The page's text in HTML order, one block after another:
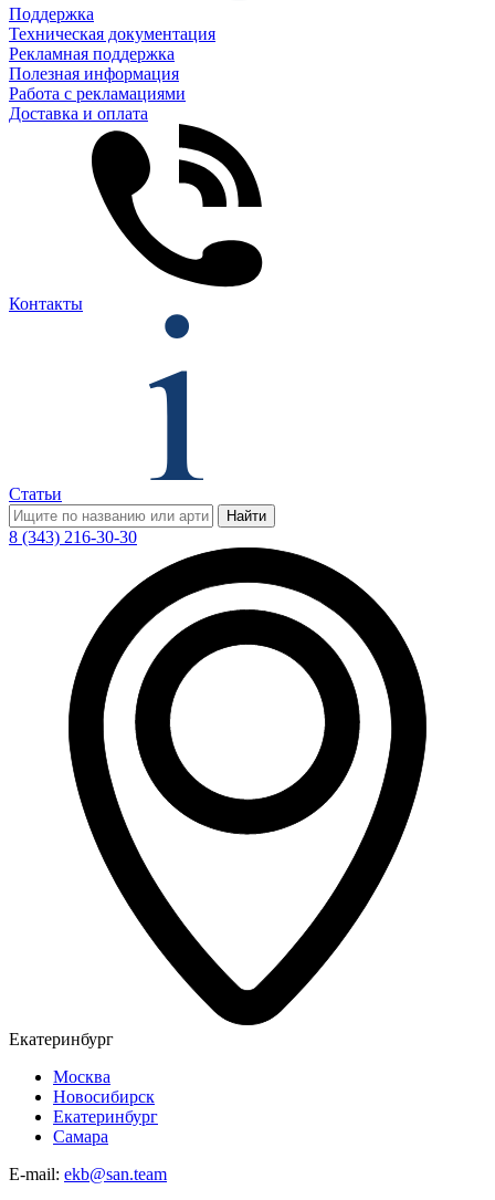
Поддержка
Техническая документация
Рекламная поддержка
Полезная информация
Работа с рекламациями
Доставка и оплата
Контакты
Статьи
Найти
8 (343) 216-30-30
Екатеринбург
Москва
Новосибирск
Екатеринбург
Самара
E-mail: ekb@san.team